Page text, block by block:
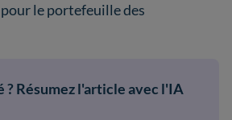
le portefeuille des
? Résumez l'article avec l'IA